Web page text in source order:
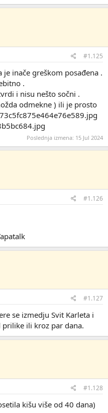
#1.125
inače greškom posađena .
.
i nisu nešto sočni .
odmekne ) ili je prosto
Poslednja izmena: 15 Jul 2024
#1.126
#1.127
se izmedju Svit Karleta i
prilike ili kroz par dana.
#1.128
kišu više od 40 dana)